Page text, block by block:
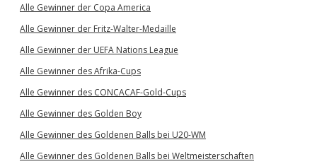
Alle Gewinner der Copa America
Alle Gewinner der Fritz-Walter-Medaille
Alle Gewinner der UEFA Nations League
Alle Gewinner des Afrika-Cups
Alle Gewinner des CONCACAF-Gold-Cups
Alle Gewinner des Golden Boy
Alle Gewinner des Goldenen Balls bei U20-WM
Alle Gewinner des Goldenen Balls bei Weltmeisterschaften